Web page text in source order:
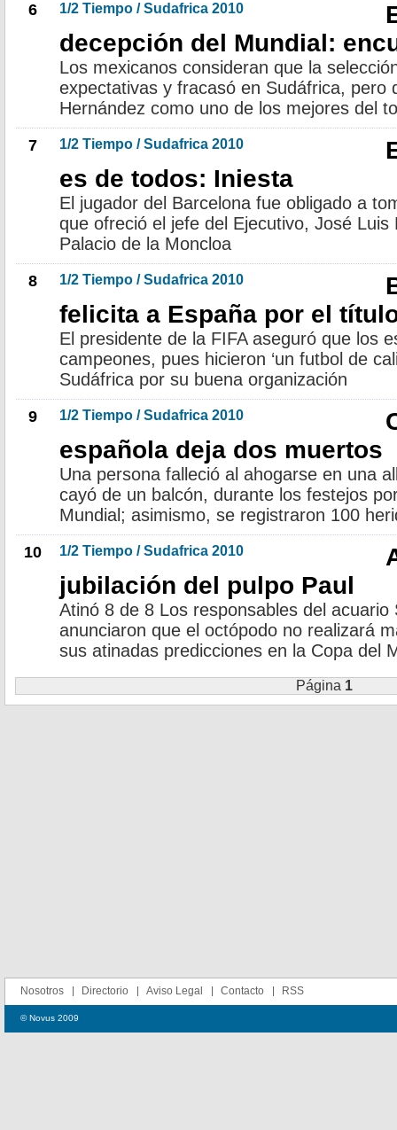
6 1/2 Tiempo / Sudafrica 2010
decepción del Mundial:
Los mexicanos consideran que la
expectativas y fracasó en Sudáfrica, pero
Hernández como uno de los mejores del
7 1/2 Tiempo / Sudafrica 2010
es de todos: Iniesta
El jugador del Barcelona fue obligado a
que ofreció el jefe del Ejecutivo, José
Palacio de la Moncloa
8 1/2 Tiempo / Sudafrica 2010
felicita a España por el
El presidente de la FIFA aseguró que los
campeones, pues hicieron ‘un futbol de
Sudáfrica por su buena organización
9 1/2 Tiempo / Sudafrica 2010
española deja dos muertos
Una persona falleció al ahogarse en una
cayó de un balcón, durante los festejos
Mundial; asimismo, se registraron 100
10 1/2 Tiempo / Sudafrica 2010
jubilación del pulpo Paul
Atinó 8 de 8 Los responsables del
anunciaron que el octópodo no realizará
sus atinadas predicciones en la Copa del
Página 1
Nosotros Directorio Aviso Legal Contacto RSS
© Novus 2009